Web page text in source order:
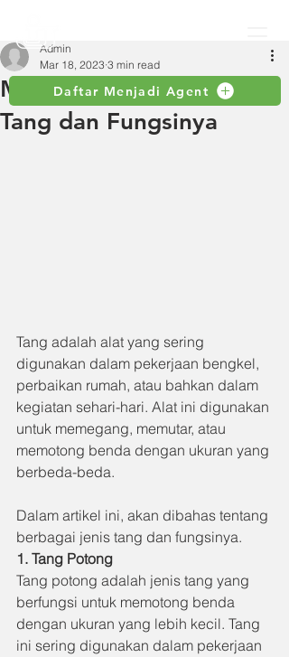
Daftar Menjadi Agent
Mengenal Berbagai Jenis
Tang dan Fungsinya
Admin
Mar 18, 2023 3 min read
Tang adalah alat yang sering
digunakan dalam pekerjaan bengkel,
perbaikan rumah, atau bahkan dalam
kegiatan sehari-hari. Alat ini digunakan
untuk memegang, memutar, atau
memotong benda dengan ukuran yang
berbeda-beda.
Dalam artikel ini, akan dibahas tentang
berbagai jenis tang dan fungsinya.
1. Tang Potong
Tang potong adalah jenis tang yang
berfungsi untuk memotong benda
dengan ukuran yang lebih kecil. Tang
ini sering digunakan dalam pekerjaan